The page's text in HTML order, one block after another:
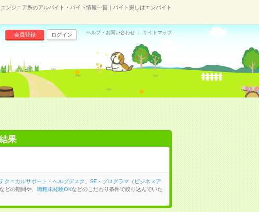
ンジニア系のアルバイト・バイト情報一覧｜バイト探しはエンバイト
会員登録 ログイン ヘルプ・お問い合わせ サイトマップ
果
クニカルサポート・ヘルプデスク
SE・プログラマ（ビジネスア
どの期間や、 職種未経験OKなどのこだわり条件で絞り込んでいた